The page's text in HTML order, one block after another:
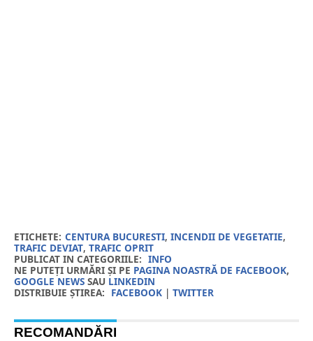
ETICHETE: CENTURA BUCURESTI, INCENDII DE VEGETATIE,
TRAFIC DEVIAT, TRAFIC OPRIT
PUBLICAT IN CATEGORIILE: INFO
NE PUTEȚI URMĂRI ȘI PE PAGINA NOASTRĂ DE FACEBOOK,
GOOGLE NEWSSAU LINKEDIN
DISTRIBUIE ȘTIREA: FACEBOOK| TWITTER
RECOMANDĂRI